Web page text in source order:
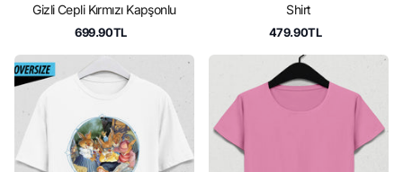
Gizli Cepli Kırmızı Kapşonlu
699.90TL
Shirt
479.90TL